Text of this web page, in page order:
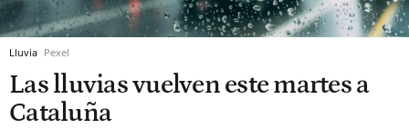
Lluvia Pexel
Las lluvias vuelven este martes a
Cataluña